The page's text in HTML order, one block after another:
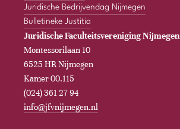
Juridische Bedrijvendag Nijmegen
Bulletineke Justitia
Juridische Faculteitsvereniging Nijmegen
Montessorilaan 10
6525 HR Nijmegen
Kamer 00.115
(024) 361 27 94
info@jfvnijmegen.nl